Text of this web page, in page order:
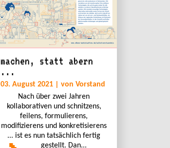
machen, statt abern
...
03. August 2021 | von Vorstand
Nach über zwei Jahren
kollaborativen und schnitzens,
feilens, formulierens,
modifizierens und konkretisierens
... ist es nun tatsächlich fertig
gestellt. Dan...